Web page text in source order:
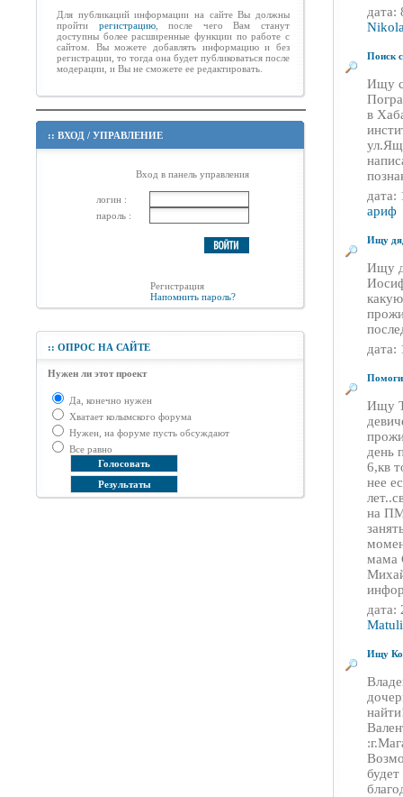
Для публикаций информации на сайте Вы должны
пройти регистрацию, после чего Вам станут
доступны более расширенные функции по работе с
сайтом.
Вы можете добавлять информацию и без
регистрации, то тогда она будет публиковаться после
модерации, и Вы не сможете ее редактировать.
:: ВХОД / УПРАВЛЕНИЕ
Вход в панель управления
логин :
пароль :
Регистрация
Напомнить пароль?
:: ОПРОС НА САЙТЕ
Нужен ли этот проект
Да, конечно нужен
Хватает колымского форума
Нужен, на форуме пусть обсуждают
Все равно
Поиск
Ищу
в
ариф
Ищу
Ищу
Ищу
день
6,кв
нее
на
мама
Ищу